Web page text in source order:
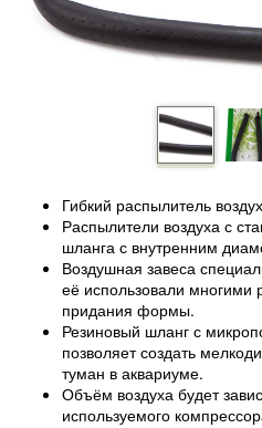
Гибкий распылитель
Распылители воздуха с
шланга с внутренним
Воздушная завеса
её использовали многими
придания формы.
Резиновый шланг с
позволяет создать
туман в аквариуме.
Объём воздуха будет
используемого